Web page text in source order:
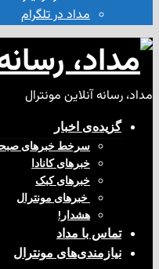
مداد در تلگرام
مونترال
اخبار
سرخط خبرهای صبحگاهی
خبرهای کانادا
خبرهای کبک
‌ خبرهای مونترال
مداد
مونترال